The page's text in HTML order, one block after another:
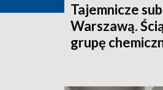
Tajemnicze
Warszawą.
grupę